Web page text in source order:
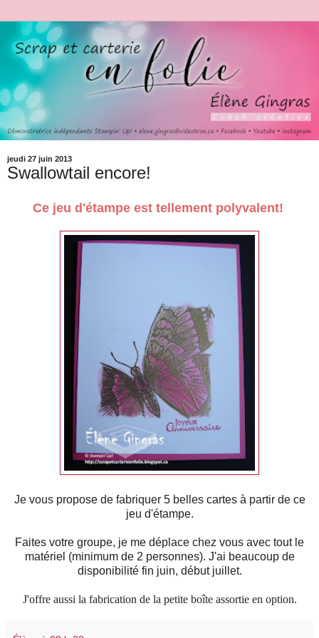
jeudi 27 juin 2013
Swallowtail encore!
Ce jeu d'étampe est tellement polyvalent!
Je vous propose de fabriquer 5 belles cartes à partir de ce
jeu d'étampe.
Faites votre groupe, je me déplace chez vous avec tout le
matériel (minimum de 2 personnes). J'ai beaucoup de
disponibilité fin juin, début juillet.
J'offre aussi la fabrication de la petite boîte assortie en option.